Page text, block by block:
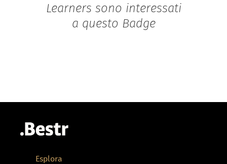
Learners sono interessati
a questo Badge
Esplora